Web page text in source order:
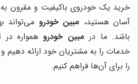
خرید یک خودروی باکیفیت و مقرون
آسان هستید، مبین خودرو می‌تواند
باشد. ما در مبین خودروهمواره در
خدمات را به مشتریان خود ارائه
را برای آن‌ها فراهم کنیم.